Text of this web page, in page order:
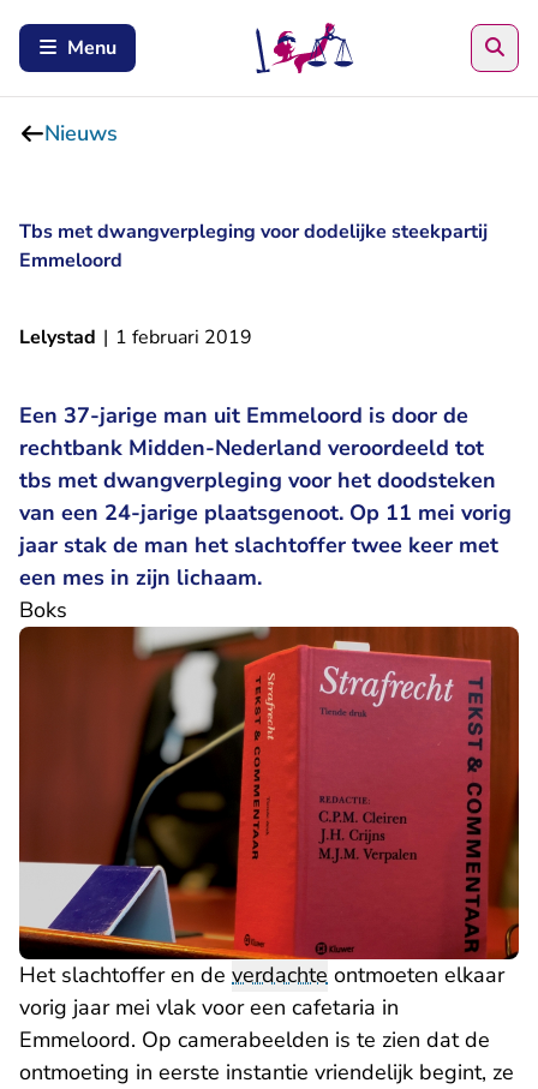
Menu
Nieuws
Tbs met dwangverpleging voor dodelijke steekpartij
Emmeloord
Lelystad | 1 februari 2019
Een 37-jarige man uit Emmeloord is door de
rechtbank Midden-Nederland veroordeeld tot
tbs met dwangverpleging voor het doodsteken
van een 24-jarige plaatsgenoot. Op 11 mei vorig
jaar stak de man het slachtoffer twee keer met
een mes in zijn lichaam.
Boks
Het slachtoffer en de verdachte ontmoeten elkaar
vorig jaar mei vlak voor een cafetaria in
Emmeloord. Op camerabeelden is te zien dat de
ontmoeting in eerste instantie vriendelijk begint, ze